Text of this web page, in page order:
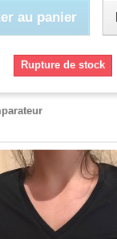
au panier
Rupture de stock